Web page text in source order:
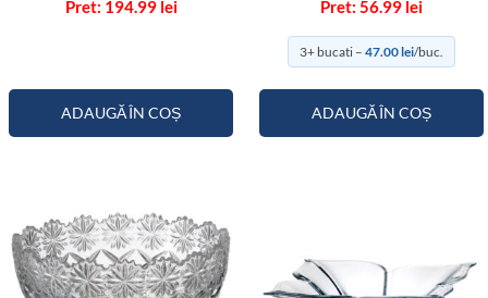
m
194.99 lei
ADAUGĂ ÎN COȘ
56.99 lei
3+ bucati – 47.00lei/buc.
ADAUGĂ ÎN COȘ